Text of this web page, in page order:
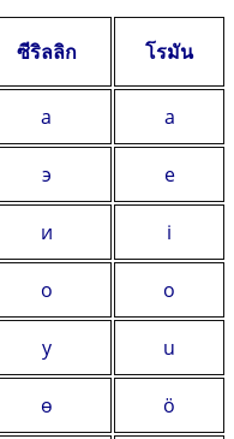
ซีริลลิก โรมัน
а a
э e
и i
о o
у u
ө ö